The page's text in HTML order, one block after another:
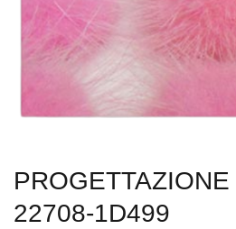
22708-1D499